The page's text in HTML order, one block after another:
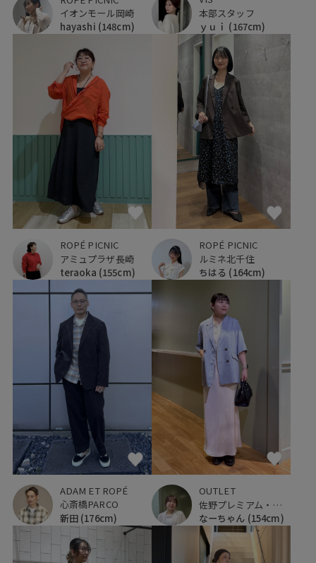
イオンモール岡崎
hayashi (148cm)
本部スタッフ
ｙｕｉ (167cm)
ROPÉ PICNIC
アミュプラザ長崎
teraoka (155cm)
ROPÉ PICNIC
ルミネ北千住
ちはる (164cm)
ADAM ET ROPÉ
心斎橋PARCO
新田 (176cm)
OUTLET
佐野プレミアム・アウトレット
なーちゃん (154cm)